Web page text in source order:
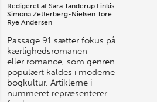
Redigeret afSara Tanderup Linkis
Simona Zetterberg-Nielsen Tore
Rye Andersen
Passage 91 sætter fokus på
kærlighedsromanen
eller romance, som genren
populært kaldes i moderne
bogkultur. Artiklerne i
nummeret repræsenterer